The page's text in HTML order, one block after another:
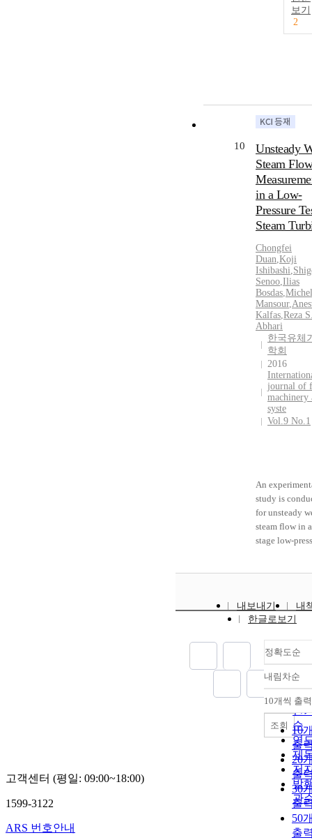
of a stable
scale on the
steel
and Sb showed
lower weight
Conversely,
subjected to
sulfuric acid
and 10%),
exhibited
passivation
behavior, and
showed
superior
resistance
smaller weight
than the other
steel samples.
examination of
localized
damages
cross-section
observation
scanning
microscope
wet-dry
long-term
corrosion
of duplex
steel in low
steel, make it a
promising
HRSG in
cycle power
보기
2
10
Unsteady
Steam Flow
in a Low-
Pressure
Steam
Chongfei
Duan,Koji
Ishibashi,
Senoo,Ilias
Bosdas,Michel
Mansour,
Kalfas,Reza
Abhari
한국유체
학회
2016
journal of
machinery
syste
Vol.9 No.1
An
study is
for unsteady
steam flow in
stage low-
two stages by
a newly
fast response
aerodynamic
This FRAP-
probe (Fast
Aerodynamic
- High
Heated) has a
miniature
power
heater with
control
heat the
allowing it to
applied to wet
내보내기
내
한글로보기
정확도순
정
순
인
순
연
제
저
발
관
내림차순
내
10개씩 출력
10
출
20
출
30
출
50
출
조회
고객센터 (평일: 09:00~18:00)
1599-3122
ARS 번호안내